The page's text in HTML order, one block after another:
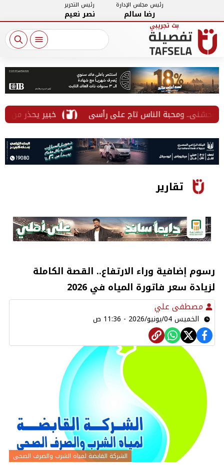
رئيس مجلس الإدارة
رضا سالم
رئيس التحرير
نصر نعيم
خبير يحذر من الخطوط
تقارير
رسوم إضافية وراء الارتفاع.. القصة الكاملة
لزيادة سعر فاتورة المياه في 2026
مصطفى علي
الخميس 04/يونيو/2026 - 11:36 ص
الشركة القابضة لمياه الشرب والصرف الصحى